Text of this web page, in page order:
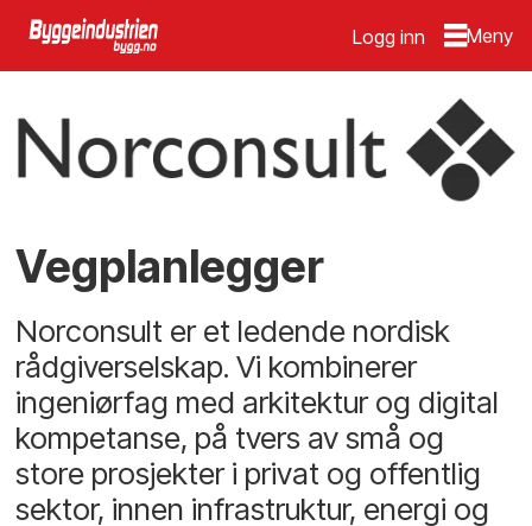
Logg inn
Vegplanlegger
Norconsult er et ledende nordisk
rådgiverselskap. Vi kombinerer
ingeniørfag med arkitektur og digital
kompetanse, på tvers av små og
store prosjekter i privat og offentlig
sektor, innen infrastruktur, energi og